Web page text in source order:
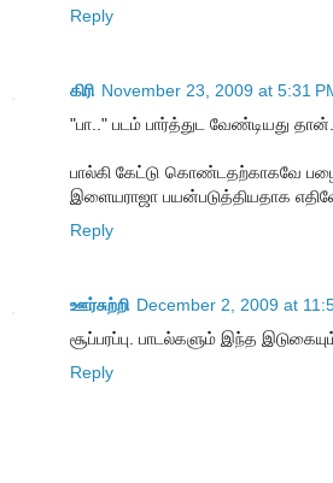
Reply
கிரி November 23, 2009 at 5:31
"பா.." படம் பார்த்துட வேண்டியது தான்..
பால்கி கேட்டு கொண்டதற்காகவே
இளையராஜா பயன்படுத்தியதாக
Reply
ஊர்சுற்றி December 2, 2009 at
சூப்பரப்பு. பாடல்களும் இந்த
Reply